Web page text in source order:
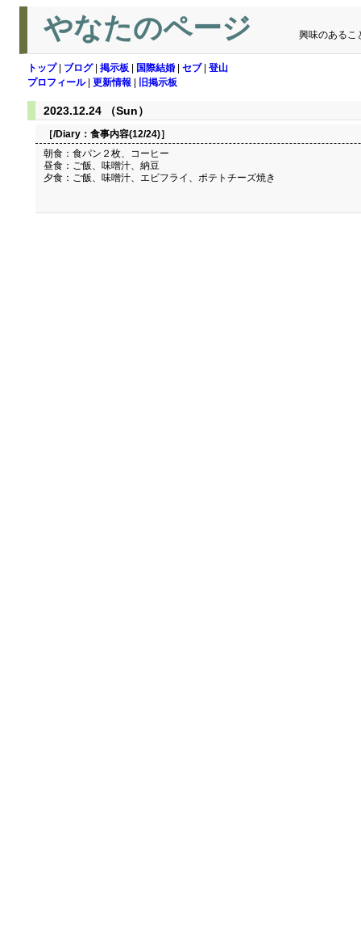
やなたのページ 興味のあるこ
トップ| ブログ| 掲示板 国際結婚 セブ| 登山
プロフィール| 更新情報 旧掲示板
2023.12.24 （Sun）
［/Diary： 食事内容(12/24)］
朝食：食パン２枚、コーヒー
昼食：ご飯、味噌汁、納豆
夕食：ご飯、味噌汁、エビフライ、ポテトチーズ焼き